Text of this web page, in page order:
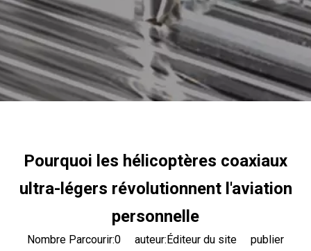
Pourquoi les hélicoptères coaxiaux
ultra-légers révolutionnent l'aviation
personnelle
Nombre Parcourir:0 auteur:Éditeur du site publier